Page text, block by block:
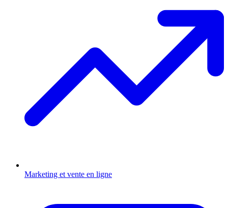
Marketing et vente en ligne